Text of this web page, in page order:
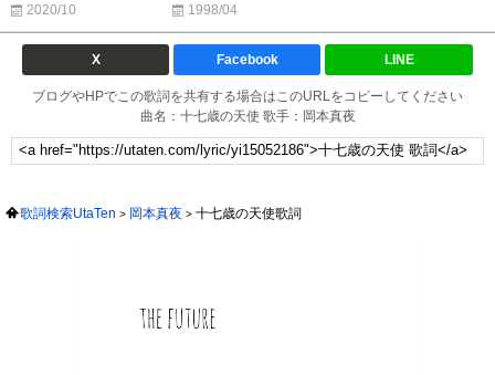
2020/10
1998/04
X Facebook LINE
ブログやHPでこの歌詞を共有する場合はこのURLをコピーしてください
曲名：十七歳の天使 歌手：岡本真夜
歌詞検索UtaTen 岡本真夜 十七歳の天使歌詞